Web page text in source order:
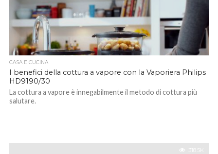
CASA E CUCINA
I benefici della cottura a vapore con la Vaporiera Philips
HD9190/30
La cottura a vapore è innegabilmente il metodo di cottura più
salutare.
318.5K